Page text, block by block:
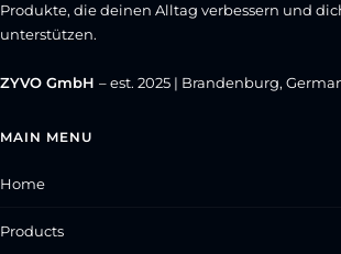
Produkte, die deinen Alltag verbessern und
unterstützen.
ZYVO GmbH – est. 2025 | Brandenburg,
MAIN MENU
Home
Products